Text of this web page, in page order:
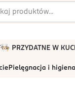
🧑🏻‍🍳 PRZYDATNE W
Pielęgnacja i higiena